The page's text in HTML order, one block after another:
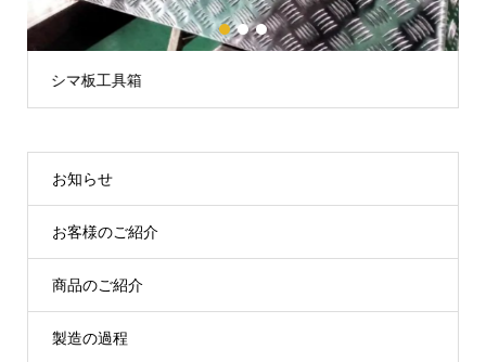
シマ板工具箱
1 2 3
お知らせ
お客様のご紹介
商品のご紹介
製造の過程